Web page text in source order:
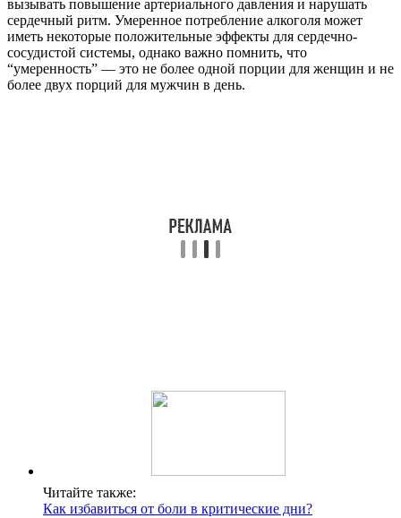
вызывать повышение артериального давления и нарушать
сердечный ритм. Умеренное потребление алкоголя может
иметь некоторые положительные эффекты для сердечно-
сосудистой системы, однако важно помнить, что
“умеренность” — это не более одной порции для женщин и не
более двух порций для мужчин в день.
Читайте также:
Как избавиться от боли в критические дни?